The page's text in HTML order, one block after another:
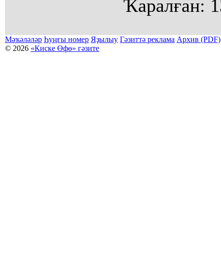
Ҡаралған:
Мәҡәләләр Һуңғы номер Яҙылыу Гәзиттә реклама Архив (PDF)
© 2026 «Киске Өфө» гәзите